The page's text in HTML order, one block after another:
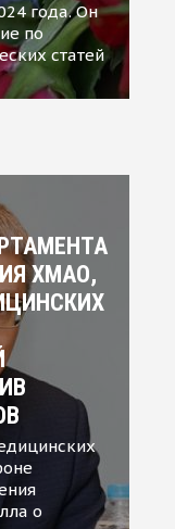
года. Он
по
статей
ХМАО,
о